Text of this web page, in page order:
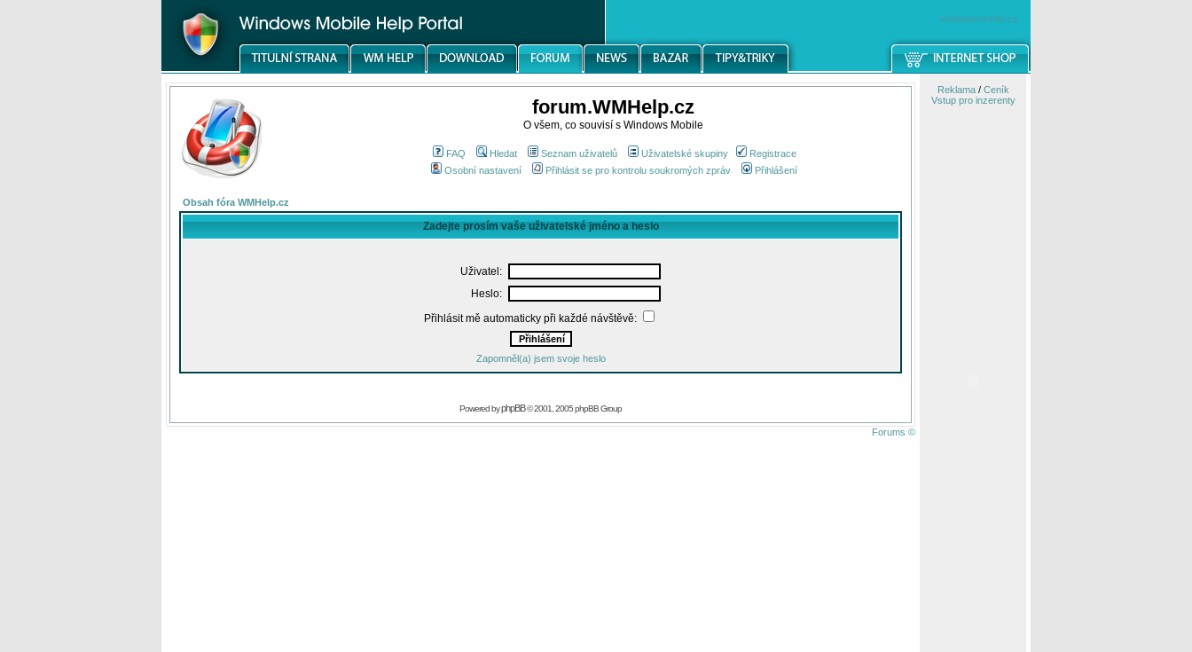
windowsmobile.cz
forum.WMHelp.cz
O všem, co souvisí s Windows Mobile
FAQ Hledat Seznam uživatelů Uživatelské skupiny
Registrace
Osobní nastavení
Přihlásit se pro kontrolu soukromých zpráv Přihlášení
Obsah fóra WMHelp.cz
Zadejte prosím vaše uživatelské jméno a heslo
Uživatel:
Heslo:
Přihlásit mě automaticky při každé návštěvě:
Zapomněl(a) jsem svoje heslo
Powered byphpBB© 2001, 2005 phpBB Group
Forums ©
Reklama/ Ceník
Vstup pro inzerenty